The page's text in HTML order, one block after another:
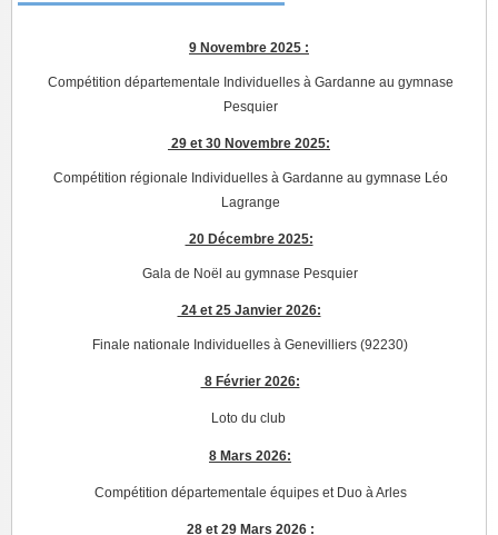
9 Novembre 2025 :
Compétition départementale Individuelles à Gardanne au gymnase
Pesquier
29 et 30 Novembre 2025:
Compétition régionale Individuelles à Gardanne au gymnase Léo
Lagrange
20 Décembre 2025:
Gala de Noël au gymnase Pesquier
24 et 25 Janvier 2026:
Finale nationale Individuelles à Genevilliers (92230)
8 Février 2026:
Loto du club
8 Mars 2026:
Compétition départementale équipes et Duo à Arles
28 et 29 Mars 2026 :